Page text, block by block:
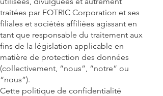
traitées par FOTRIC Corporation et ses
filiales et sociétés affiliées agissant en
tant que responsable du traitement aux
fins de la législation applicable en
matière de protection des données
(collectivement, “nous”, “notre” ou
“nous”).
Cette politique de confidentialité